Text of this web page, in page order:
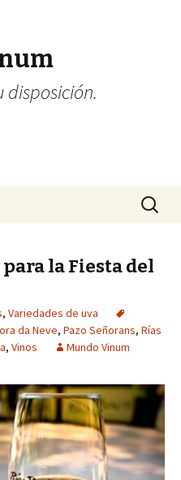
disposición.
Buscar:
para la Fiesta del
, Variedades de uva
da Neve, Pazo Señorans, Rías
, Vinos Mundo Vinum